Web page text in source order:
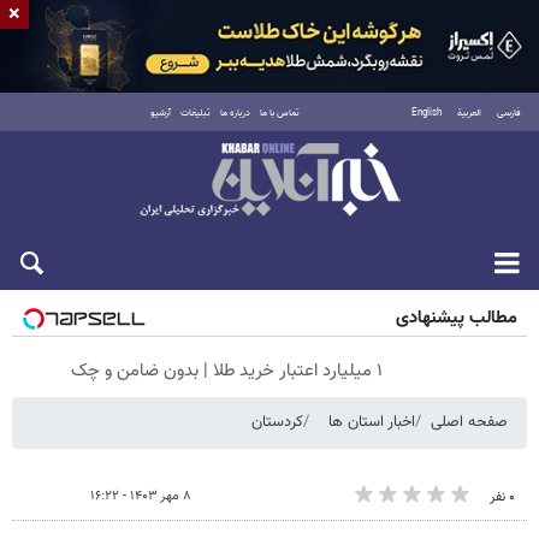
فارسی العربية English تماس با ما درباره ما تبلیغات آرشیو
جمعه ۱۶ مرداد ۱۴۰۵
مطالب پیشنهادی
۱ میلیارد اعتبار خرید طلا | بدون ضامن و چک
صفحه اصلی اخبار استان ها کردستان
۰ نفر ۸ مهر ۱۴۰۳ - ۱۶:۲۲
×